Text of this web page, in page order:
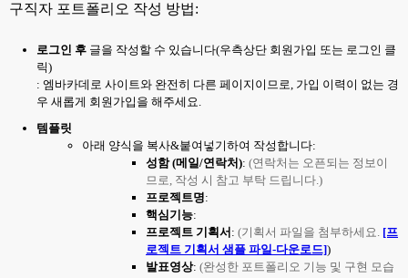
구직자 포트폴리오 작성 방법:
로그인 후 글을 작성할 수 있습니다(우측상단 회원가입 또는 로그인 클
릭)
: 엠바카데로 사이트와 완전히 다른 페이지이므로, 가입 이력이 없는 경
우 새롭게 회원가입을 해주세요.
템플릿
아래 양식을 복사&붙여넣기하여 작성합니다:
성함 (메일/연락처): (연락처는 오픈되는 정보이
므로, 작성 시 참고 부탁 드립니다.)
프로젝트명:
핵심기능:
프로젝트 기획서 : (기획서 파일을 첨부하세요. [프
로젝트 기획서 샘플 파일-다운로드])
발표영상: (완성한 포트폴리오 기능 및 구현 모습